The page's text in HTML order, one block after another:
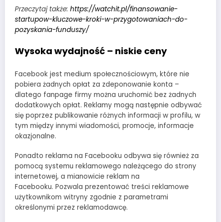
Przeczytaj także: https://watchit.pl/finansowanie-
startupow-kluczowe-kroki-w-przygotowaniach-do-
pozyskania-funduszy/
Wysoka wydajność – niskie ceny
Facebook jest medium społecznościowym, które nie
pobiera żadnych opłat za zdeponowanie konta –
dlatego fanpage firmy można uruchomić bez żadnych
dodatkowych opłat. Reklamy mogą następnie odbywać
się poprzez publikowanie różnych informacji w profilu, w
tym między innymi wiadomości, promocje, informacje
okazjonalne.
Ponadto reklama na Facebooku odbywa się również za
pomocą systemu reklamowego należącego do strony
internetowej, a mianowicie reklam na
Facebooku. Pozwala prezentować treści reklamowe
użytkownikom witryny zgodnie z parametrami
określonymi przez reklamodawcę.